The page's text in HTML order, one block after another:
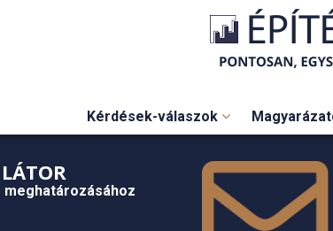
Kérdések-válaszok